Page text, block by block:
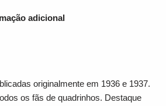
adicional
originalmente em 1936 e 1937.
os fãs de quadrinhos. Destaque